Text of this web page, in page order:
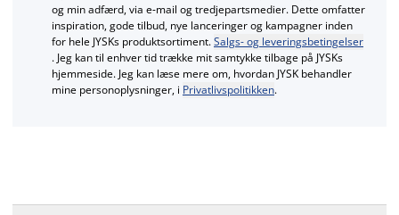
og min adfærd, via e‑mail og tredjepartsmedier. Dette omfatter
inspiration, gode tilbud, nye lanceringer og kampagner inden
for hele JYSKs produktsortiment.Salgs- og leveringsbetingelser
. Jeg kan til enhver tid trække mit samtykke tilbage på JYSKs
hjemmeside. Jeg kan læse mere om, hvordan JYSK behandler
mine personoplysninger, i Privatlivspolitikken.